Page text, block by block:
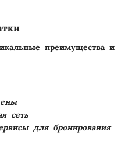
преимущества и
сеть
для бронирования